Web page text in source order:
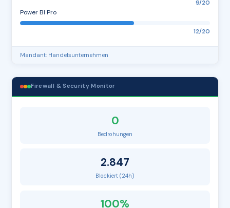
9/20
Power BI Pro
12/20
Mandant: Handelsunternehmen
Firewall & Security Monitor
0
Bedrohungen
2.847
Blockiert (24h)
100%